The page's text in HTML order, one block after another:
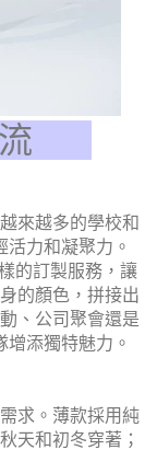
流
來越多的學校和
力和凝聚力。
的訂製服務，讓
的顏色，拼接出
、公司聚會還是
增添獨特魅力。
求。薄款採用純
天和初冬穿著；